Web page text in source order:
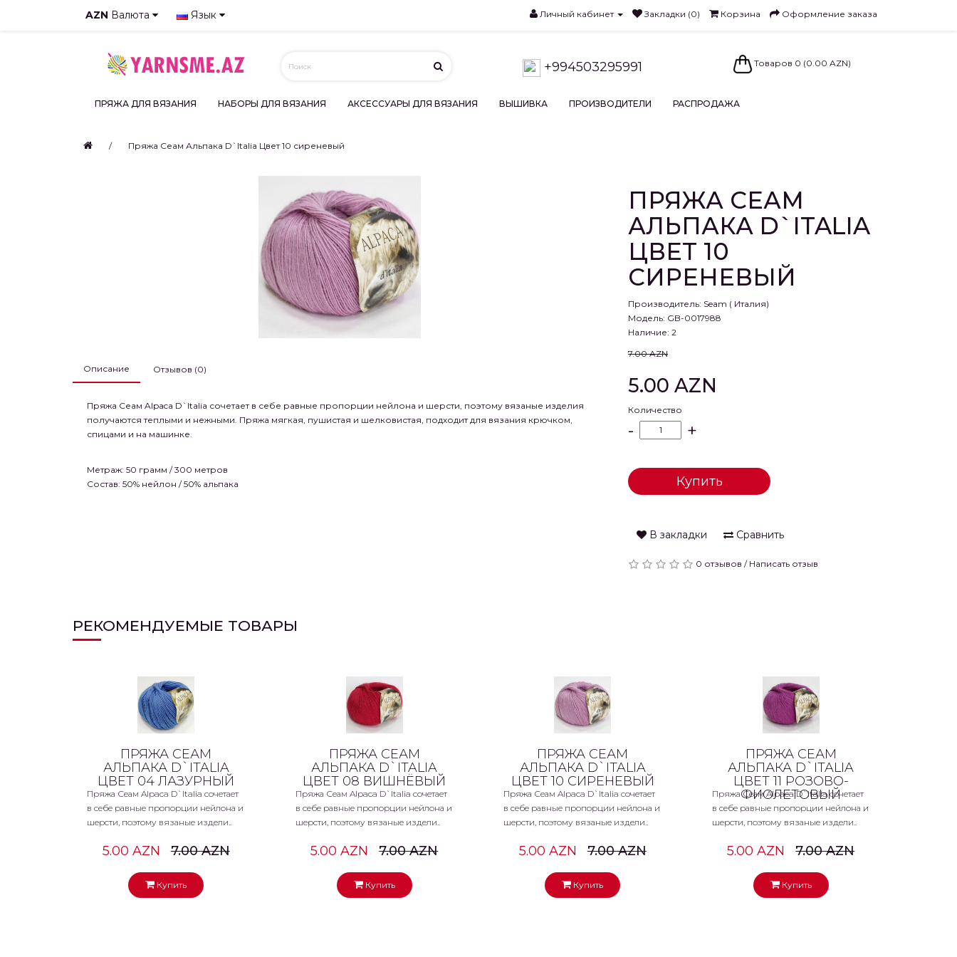
AZN Валюта Язык Личный кабинет Закладки (0) Корзина Оформление заказа
+994503295991 Товаров 0 (0.00 AZN)
ПРЯЖА ДЛЯ ВЯЗАНИЯ НАБОРЫ ДЛЯ ВЯЗАНИЯ АКСЕССУАРЫ ДЛЯ ВЯЗАНИЯ ВЫШИВКА ПРОИЗВОДИТЕЛИ РАСПРОДАЖА
Пряжа Сеам Альпака D`Italia Цвет 10 сиреневый
Описание Отзывов (0)
Пряжа Сеам Alpaca D`Italia сочетает в себе равные пропорции нейлона и шерсти, поэтому вязаные изделия
получаются теплыми и нежными. Пряжа мягкая, пушистая и шелковистая, подходит для вязания крючком,
спицами и на машинке.
Метраж: 50 грамм / 300 метров
Состав: 50% нейлон / 50% альпака
ПРЯЖА СЕАМ
АЛЬПАКА D`ITALIA
ЦВЕТ 10
СИРЕНЕВЫЙ
Производитель: Seam ( Италия)
Модель: GB-0017988
Наличие: 2
7.00 AZN
5.00 AZN
Количество
- +
Купить
В закладки Сравнить
0 отзывов / Написать отзыв
РЕКОМЕНДУЕМЫЕ ТОВАРЫ
ПРЯЖА СЕАМ
АЛЬПАКА D`ITALIA
ЦВЕТ 04 ЛАЗУРНЫЙ
Пряжа Сеам Alpaca D`Italia сочетает
в себе равные пропорции нейлона и
шерсти, поэтому вязаные издели..
5.00 AZN 7.00 AZN
Купить
ПРЯЖА СЕАМ
АЛЬПАКА D`ITALIA
ЦВЕТ 08 ВИШНЁВЫЙ
Пряжа Сеам Alpaca D`Italia сочетает
в себе равные пропорции нейлона и
шерсти, поэтому вязаные издели..
5.00 AZN 7.00 AZN
Купить
ПРЯЖА СЕАМ
АЛЬПАКА D`ITALIA
ЦВЕТ 10 СИРЕНЕВЫЙ
Пряжа Сеам Alpaca D`Italia сочетает
в себе равные пропорции нейлона и
шерсти, поэтому вязаные издели..
5.00 AZN 7.00 AZN
Купить
ПРЯЖА СЕАМ
АЛЬПАКА D`ITALIA
ЦВЕТ 11 РОЗОВО-
ФИОЛЕТОВЫЙ
Пряжа Сеам Alpaca D`Italia сочетает
в себе равные пропорции нейлона и
шерсти, поэтому вязаные издели..
5.00 AZN 7.00 AZN
Купить